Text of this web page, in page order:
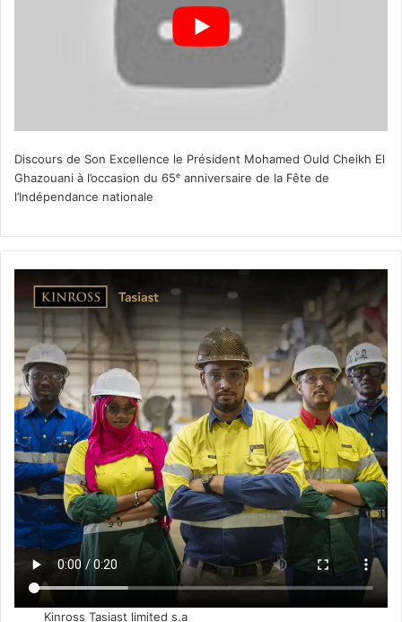
Discours de Son Excellence le Président Mohamed Ould Cheikh El
Ghazouani à l’occasion du 65ᵉ anniversaire de la Fête de
l’Indépendance nationale
Kinross Tasiast limited s.a